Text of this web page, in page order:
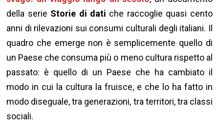
della serie Storie di dati che raccoglie quasi cento
anni di rilevazioni sui consumi culturali degli italiani. Il
quadro che emerge non è semplicemente quello di
un Paese che consuma più o meno cultura rispetto al
passato: è quello di un Paese che ha cambiato il
modo in cui la cultura la fruisce, e che lo ha fatto in
modo diseguale, tra generazioni, tra territori, tra classi
sociali.